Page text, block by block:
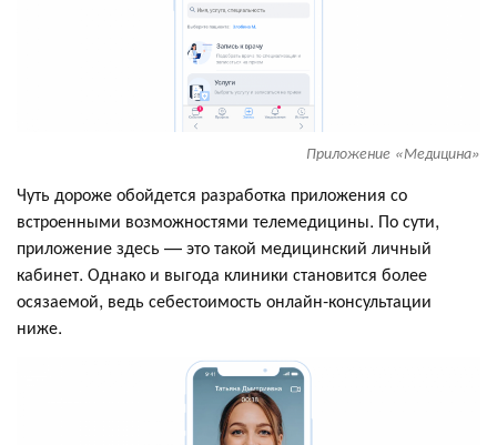
Приложение «Медицина»
Чуть дороже обойдется разработка приложения со
встроенными возможностями телемедицины. По сути,
приложение здесь — это такой медицинский личный
кабинет. Однако и выгода клиники становится более
осязаемой, ведь себестоимость онлайн-консультации
ниже.